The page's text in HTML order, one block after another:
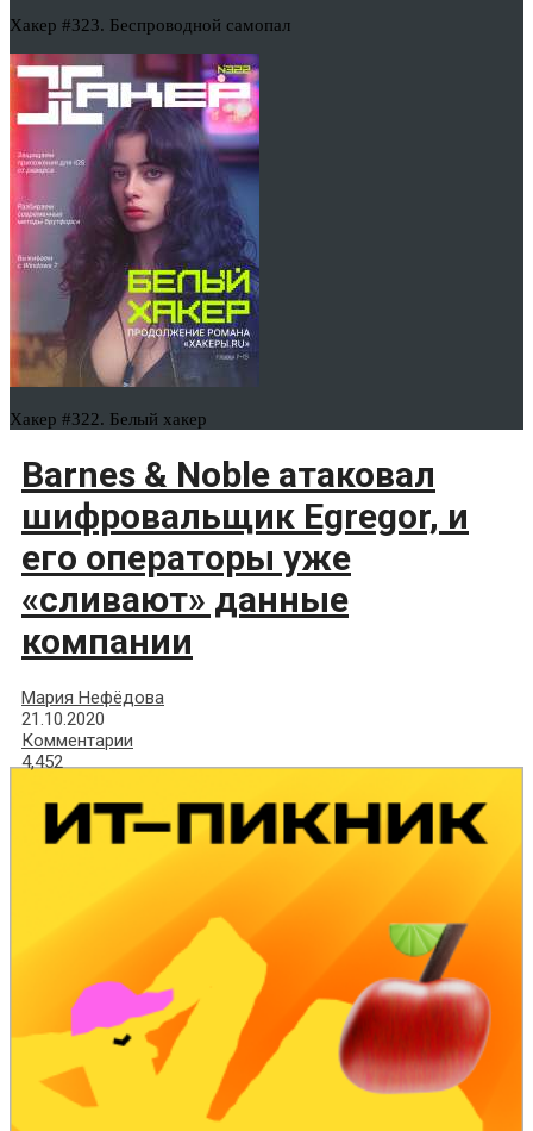
Хакер #323. Беспроводной самопал
Хакер #322. Белый хакер
Barnes & Noble атаковал
шифровальщик Egregor, и
его операторы уже
«сливают» данные
компании
Мария Нефёдова
21.10.2020
Комментарии
4,452